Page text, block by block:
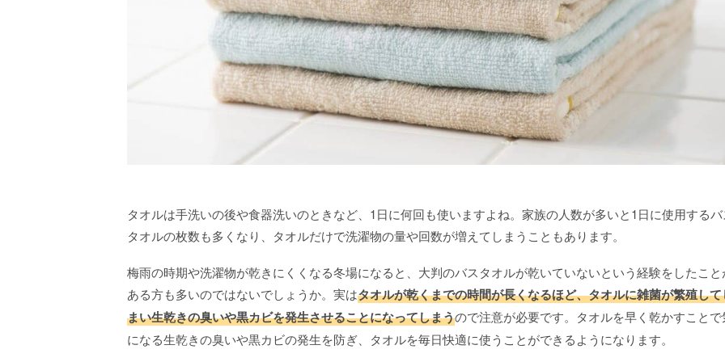
タオルは手洗いの後や食器洗いのときなど、1日に何回も使いますよね。家族の人数が多いと1日に使用するバ
タオルの枚数も多くなり、タオルだけで洗濯物の量や回数が増えてしまうこともあります。
梅雨の時期や洗濯物が乾きにくくなる冬場になると、大判のバスタオルが乾いていないという経験をしたこと
ある方も多いのではないでしょうか。実はタオルが乾くまでの時間が長くなるほど、タオルに雑菌が繁殖して
まい生乾きの臭いや黒カビを発生させることになってしまうので注意が必要です。タオルを早く乾かすことで
になる生乾きの臭いや黒カビの発生を防ぎ、タオルを毎日快適に使うことができるようになります。